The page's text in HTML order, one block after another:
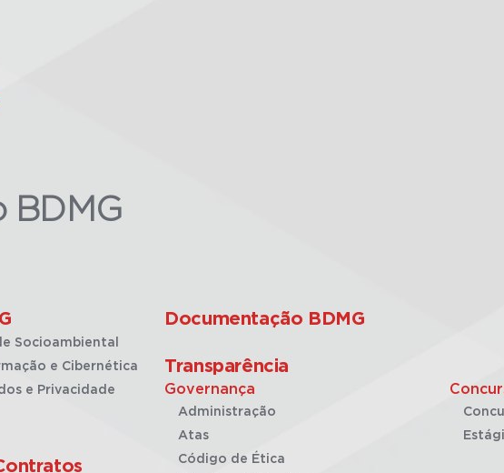
BDMG
Socioambiental
e Cibernética
e Privacidade
Documentação BDMG
Transparência
Governança
Administração
Atas
Código de Ética